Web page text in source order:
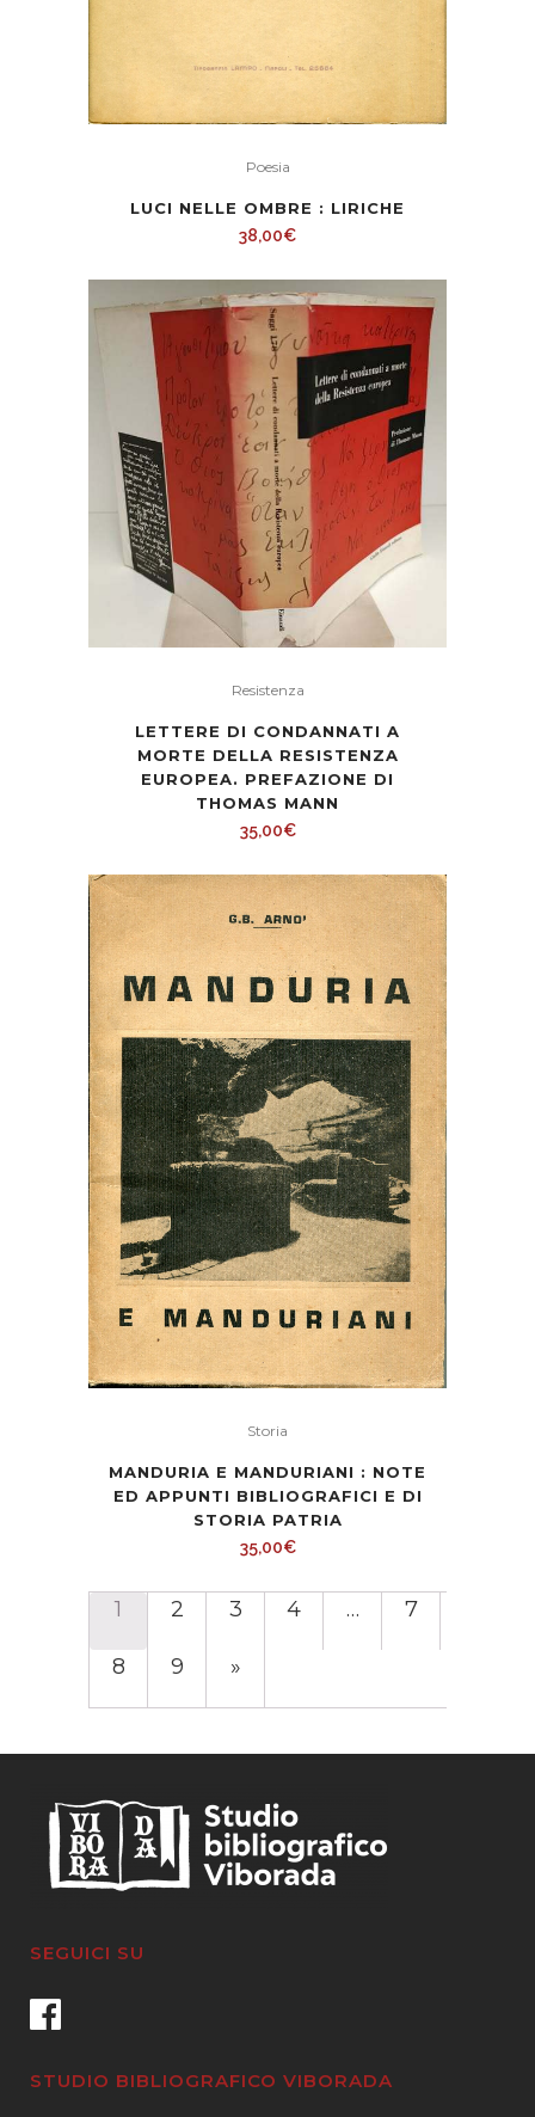
Poesia
LUCI NELLE OMBRE : LIRICHE
38,00€
Resistenza
LETTERE DI CONDANNATI A
MORTE DELLA RESISTENZA
EUROPEA. PREFAZIONE DI
THOMAS MANN
35,00€
Storia
MANDURIA E MANDURIANI : NOTE
ED APPUNTI BIBLIOGRAFICI E DI
STORIA PATRIA
35,00€
1 2 3 4 … 7
8 9 »
SEGUICI SU
STUDIO BIBLIOGRAFICO VIBORADA